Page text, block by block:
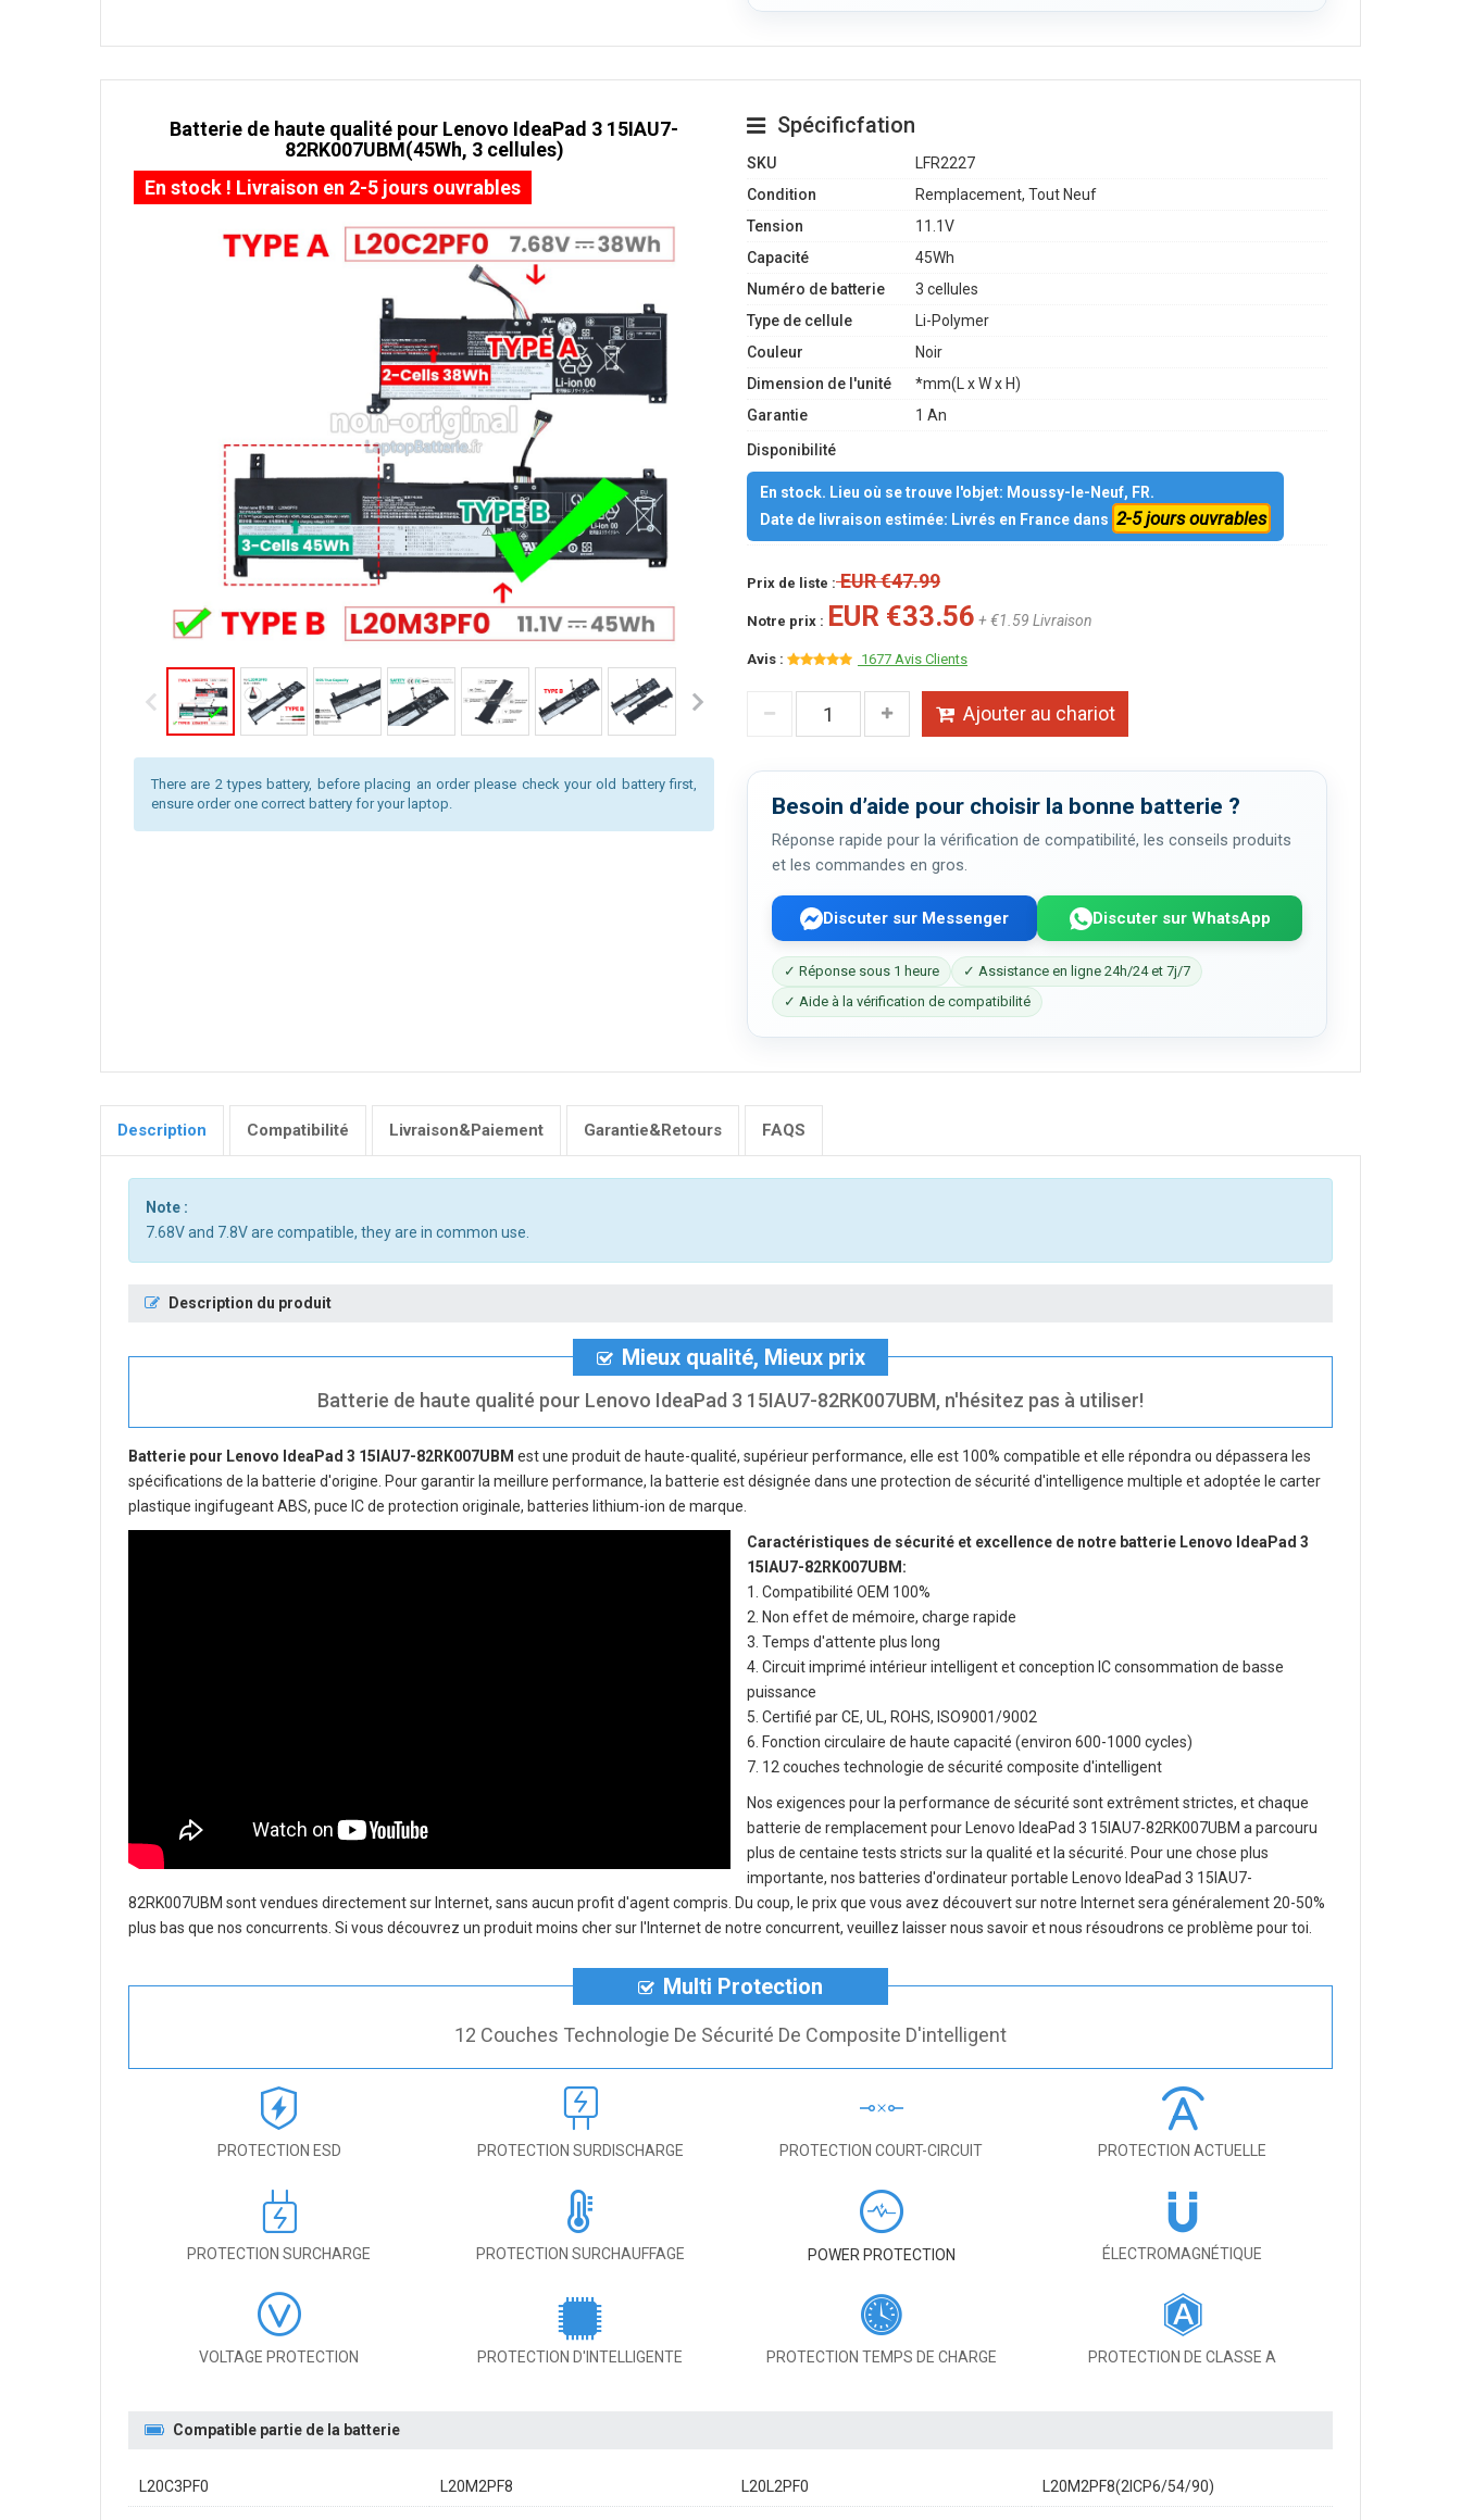
Batterie de haute qualité pour Lenovo IdeaPad 3 15IAU7-
82RK007UBM(45Wh, 3 cellules)
En stock ! Livraison en 2-5 jours ouvrables
There are 2 types battery, before placing an order please check your old battery first,
ensure order one correct battery for your laptop.
Spécificfation
SKU
LFR2227
Condition
Remplacement, Tout Neuf
Tension
11.1V
Capacité
45Wh
Numéro de batterie
3 cellules
Type de cellule
Li-Polymer
Couleur
Noir
Dimension de l'unité
*mm(L x W x H)
Garantie
1 An
Disponibilité
En stock. Lieu où se trouve l'objet: Moussy-le-Neuf, FR.
Date de livraison estimée: Livrés en France dans 2-5 jours ouvrables
Prix de liste :EUR €47.99
Notre prix : EUR €33.56 + €1.59 Livraison
Avis : 1677 Avis Clients
Ajouter au chariot
Besoin d’aide pour choisir la bonne batterie ?
Réponse rapide pour la vérification de compatibilité, les conseils produits
et les commandes en gros.
Discuter sur Messenger Discuter sur WhatsApp
✓ Réponse sous 1 heure
✓ Assistance en ligne 24h/24 et 7j/7
✓ Aide à la vérification de compatibilité
Description Compatibilité Livraison&Paiement Garantie&Retours FAQS
Note :
7.68V and 7.8V are compatible, they are in common use.
Description du produit
Mieux qualité, Mieux prix
Batterie de haute qualité pour Lenovo IdeaPad 3 15IAU7-82RK007UBM, n'hésitez pas à utiliser!
Batterie pour Lenovo IdeaPad 3 15IAU7-82RK007UBM est une produit de haute-qualité, supérieur performance, elle est 100% compatible et elle répondra ou dépassera les
spécifications de la batterie d'origine. Pour garantir la meillure performance, la batterie est désignée dans une protection de sécurité d'intelligence multiple et adoptée le carter
plastique ingifugeant ABS, puce IC de protection originale, batteries lithium-ion de marque.
Caractéristiques de sécurité et excellence de notre batterie Lenovo IdeaPad 3
15IAU7-82RK007UBM :
1. Compatibilité OEM 100%
2. Non effet de mémoire, charge rapide
3. Temps d'attente plus long
4. Circuit imprimé intérieur intelligent et conception IC consommation de basse
puissance
5. Certifié par CE, UL, ROHS, ISO9001/9002
6. Fonction circulaire de haute capacité (environ 600-1000 cycles)
7. 12 couches technologie de sécurité composite d'intelligent
Nos exigences pour la performance de sécurité sont extrêment strictes, et chaque
batterie de remplacement pour Lenovo IdeaPad 3 15IAU7-82RK007UBM a parcouru
plus de centaine tests stricts sur la qualité et la sécurité. Pour une chose plus
importante, nos batteries d'ordinateur portable Lenovo IdeaPad 3 15IAU7-
82RK007UBM sont vendues directement sur Internet, sans aucun profit d'agent compris. Du coup, le prix que vous avez découvert sur notre Internet sera généralement 20-50%
plus bas que nos concurrents. Si vous découvrez un produit moins cher sur l'Internet de notre concurrent, veuillez laisser nous savoir et nous résoudrons ce problème pour toi.
Multi Protection
12 Couches Technologie De Sécurité De Composite D'intelligent
PROTECTION ESD PROTECTION SURDISCHARGE PROTECTION COURT-CIRCUIT PROTECTION ACTUELLE
PROTECTION SURCHARGE PROTECTION SURCHAUFFAGE POWER PROTECTION ÉLECTROMAGNÉTIQUE
VOLTAGE PROTECTION PROTECTION D'INTELLIGENTE PROTECTION TEMPS DE CHARGE PROTECTION DE CLASSE A
Compatible partie de la batterie
L20C3PF0 L20M2PF8 L20L2PF0 L20M2PF8(2ICP6/54/90)